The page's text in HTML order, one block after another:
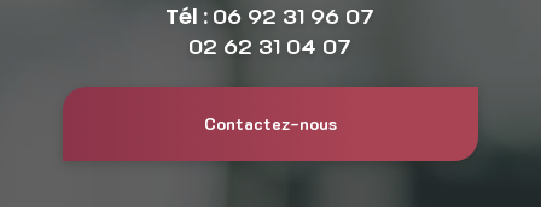
Contactez-nous
Tél : 06 92 31 96 07
02 62 31 04 07